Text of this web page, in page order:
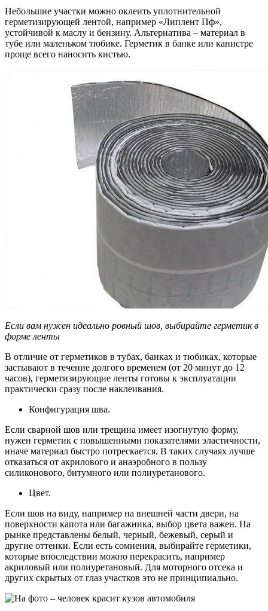
Небольшие участки можно оклеить уплотнительной
герметизирующей лентой, например «Липлент Пф»,
устойчивой к маслу и бензину. Альтернатива – материал в
тубе или маленьком тюбике. Герметик в банке или канистре
проще всего наносить кистью.
Если вам нужен идеально ровный шов, выбирайте герметик в
форме ленты
В отличие от герметиков в тубах, банках и тюбиках, которые
застывают в течение долгого временем (от 20 минут до 12
часов), герметизирующие ленты готовы к эксплуатации
практически сразу после наклеивания.
Конфигурация шва.
Если сварной шов или трещина имеет изогнутую форму,
нужен герметик с повышенными показателями эластичности,
иначе материал быстро потрескается. В таких случаях лучше
отказаться от акрилового и анаэробного в пользу
силиконового, битумного или полиуретанового.
Цвет.
Если шов на виду, например на внешней части двери, на
поверхности капота или багажника, выбор цвета важен. На
рынке представлены белый, черный, бежевый, серый и
другие оттенки. Если есть сомнения, выбирайте герметики,
которые впоследствии можно перекрасить, например
акриловый или полиуретановый. Для моторного отсека и
других скрытых от глаз участков это не принципиально.